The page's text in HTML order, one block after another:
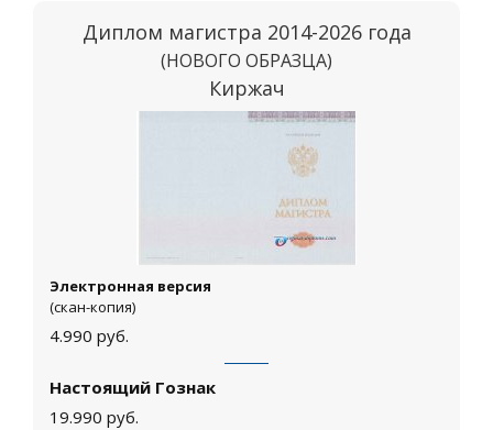
Диплом магистра 2014-2026 года
(НОВОГО ОБРАЗЦА)
Киржач
Электронная версия
(скан-копия)
4.990 руб.
Настоящий Гознак
19.990 руб.